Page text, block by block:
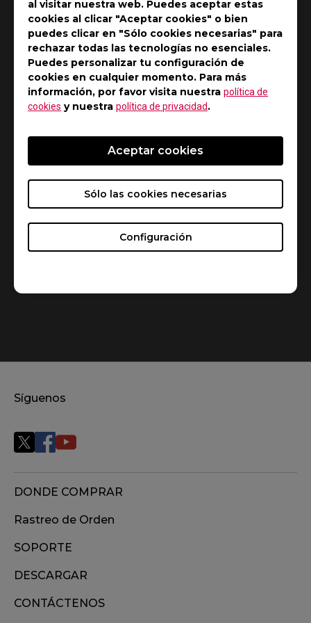
al visitar nuestra web. Puedes aceptar estas
cookies al clicar "Aceptar cookies" o bien
puedes clicar en "Sólo cookies necesarias" para
rechazar todas las tecnologías no esenciales.
Puedes personalizar tu configuración de
cookies en cualquier momento. Para más
información, por favor visita nuestra política de
cookies y nuestra política de privacidad.
Configuración
Sólo las cookies necesarias
Aceptar cookies
para acomodar mejor los diferentes tipos de cables.
Síguenos
DONDE COMPRAR
Rastreo de Orden
SOPORTE
DESCARGAR
CONTÁCTENOS